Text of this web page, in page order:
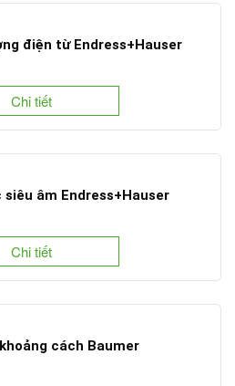
điện từ Endress+Hauser
Chi tiết
âm Endress+Hauser
Chi tiết
cách Baumer